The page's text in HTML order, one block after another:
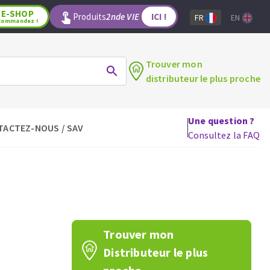
OUTILS POUR LE BOIS
Fraises carbure
Fers et plaquettes
Lames de scie à ruban
E-SHOP
! Produits2nde VIE ICI ! FR EN
Trouver mon
distributeur le plus proche
NOUS / SAV
Une question ?
Consultez la FAQ
Trouver mon
Distributeur le plus